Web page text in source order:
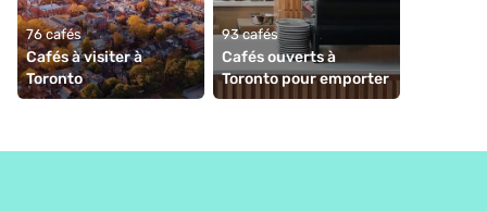
76 cafés
Cafés à visiter à
Toronto
93 cafés
Cafés ouverts à
Toronto pour emporter